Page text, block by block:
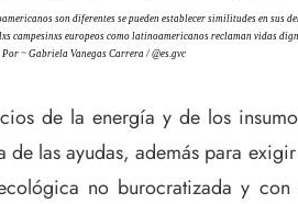
son diferentes se pueden establecer similitudes en sus
campesinxs europeos como latinoamericanos reclaman vidas
~ Gabriela Vanegas Carrera / @es.gvc
de la energía y de los
las ayudas, además para
no burocratizada y